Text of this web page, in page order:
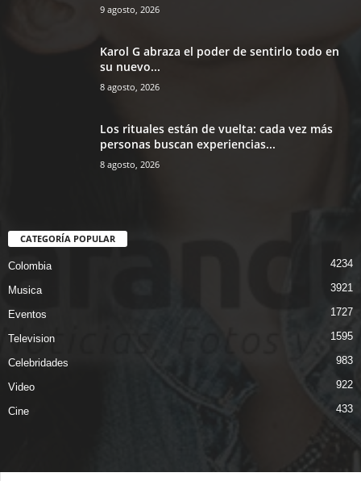
9 agosto, 2026
Karol G abraza el poder de sentirlo todo en
su nuevo...
8 agosto, 2026
Los rituales están de vuelta: cada vez más
personas buscan experiencias...
8 agosto, 2026
CATEGORÍA POPULAR
Colombia 4234
Musica 3921
Eventos 1727
Television 1595
Celebridades 983
Video 922
Cine 433